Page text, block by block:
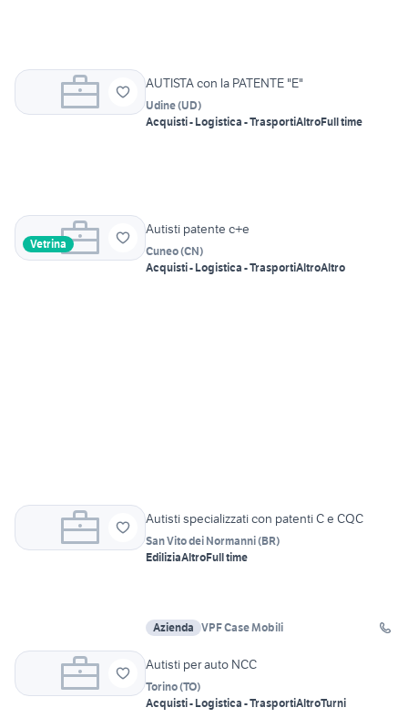
AUTISTA con la PATENTE "E"
Udine(UD)
Acquisti - Logistica - TrasportiAltroFull time
Vetrina
Autisti patente c+e
Cuneo(CN)
Acquisti - Logistica - TrasportiAltroAltro
Autisti specializzati con patenti C e CQC
San Vito dei Normanni(BR)
EdiliziaAltroFull time
Azienda VPF Case Mobili
Autisti per auto NCC
Torino(TO)
Acquisti - Logistica - TrasportiAltroTurni